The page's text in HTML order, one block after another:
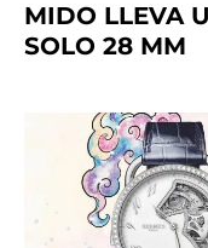
MIDO LLEVA
SOLO 28 MM